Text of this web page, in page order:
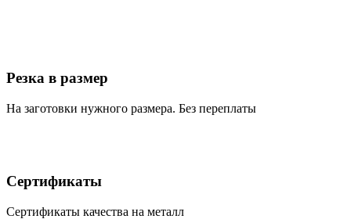
Резка в размер
На заготовки нужного размера. Без переплаты
Сертификаты
Сертификаты качества на металл